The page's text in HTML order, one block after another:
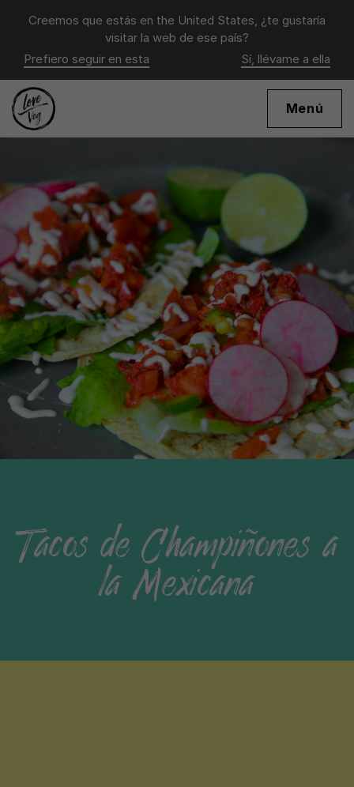
Creemos que estás en the United States, ¿te gustaría
visitar la web de ese país?
Prefiero seguir en esta
Sí, llévame a ella
Menú
Tacos de Champiñones a
la Mexicana